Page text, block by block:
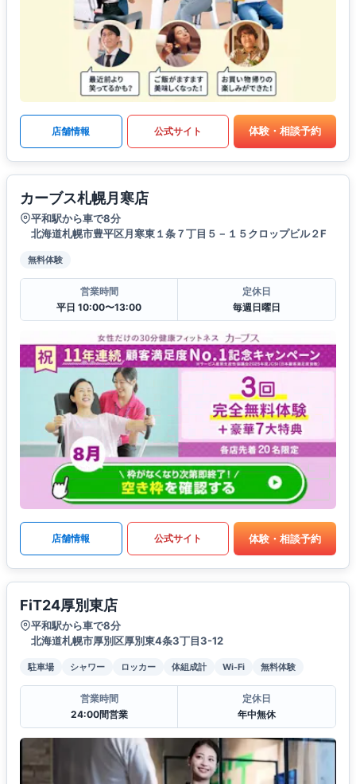
店舗情報 公式サイト 体験・相談予約
カーブス札幌月寒店
平和駅から車で8分
北海道札幌市豊平区月寒東１条７丁目５－１５クロップビル２F
無料体験
営業時間
平日 10:00〜13:00
定休日
毎週日曜日
店舗情報 公式サイト 体験・相談予約
FiT24厚別東店
平和駅から車で8分
北海道札幌市厚別区厚別東4条3丁目3-12
駐車場 シャワー ロッカー 体組成計 Wi-Fi 無料体験
営業時間
24:00間営業
定休日
年中無休